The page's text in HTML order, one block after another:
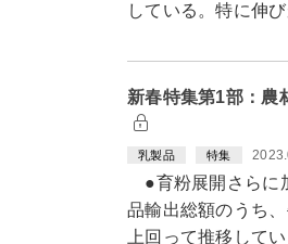
している。特に伸
新春特集第1部：農
乳製品 特集
●育粉展開さらに
品輸出総額のうち
上回って推移して